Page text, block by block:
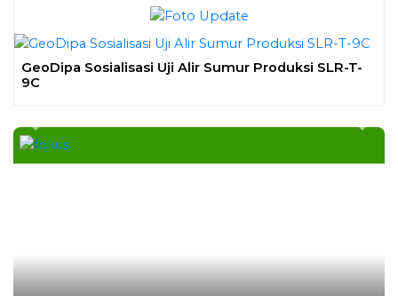
GeoDipa Sosialisasi Uji Alir Sumur Produksi SLR-T-
9C
Previous Next